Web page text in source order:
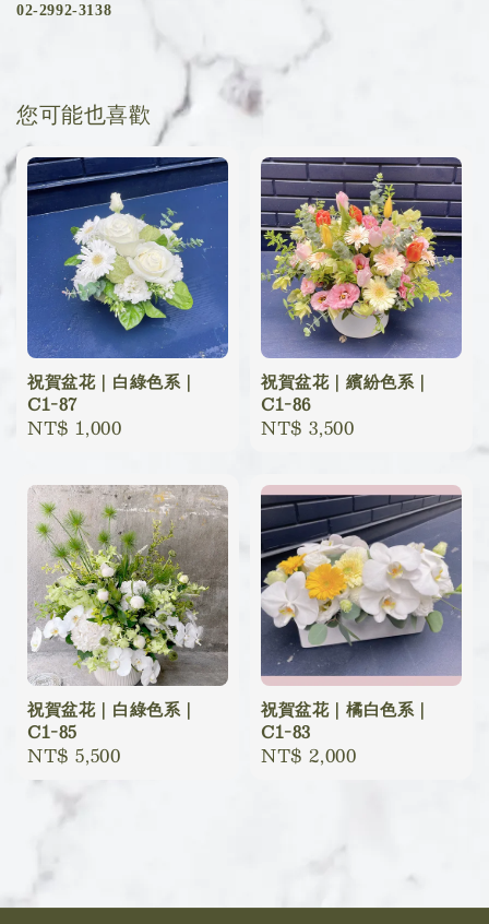
02-2992-3138
您可能也喜歡
祝賀盆花｜白綠色系｜
C1-87
Regular
NT$ 1,000
祝賀盆花｜繽紛色系｜
C1-86
Regular
NT$ 3,500
祝賀盆花｜白綠色系｜
C1-85
Regular
price
NT$ 5,500
祝賀盆花｜橘白色系｜
C1-83
Regular
NT$ 2,000